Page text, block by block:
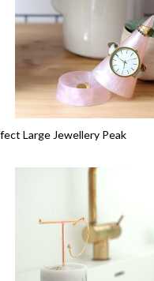
Large Jewellery Peak